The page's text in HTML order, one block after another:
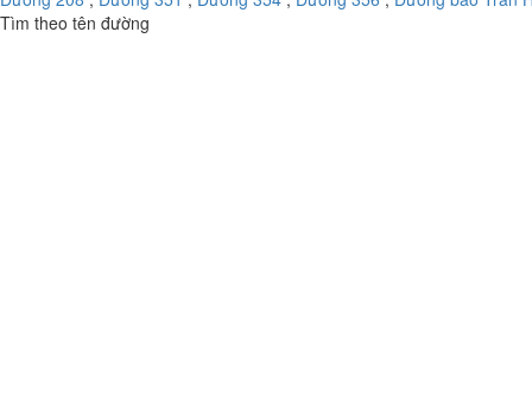
Tìm theo tên đường